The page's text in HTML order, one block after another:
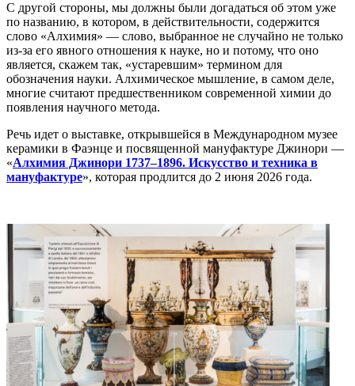
С другой стороны, мы должны были догадаться об этом уже
по названию, в котором, в действительности, содержится
слово «Алхимия» — слово, выбранное не случайно не только
из-за его явного отношения к науке, но и потому, что оно
является, скажем так, «устаревшим» термином для
обозначения науки. Алхимическое мышление, в самом деле,
многие считают предшественником современной химии до
появления научного метода.
Речь идет о выставке, открывшейся в Международном музее
керамики в Фаэнце и посвященной мануфактуре Джинори —
«Алхимия Джинори 1737–1896. Искусство и техника в
мануфактуре», которая продлится до 2 июня 2026 года.